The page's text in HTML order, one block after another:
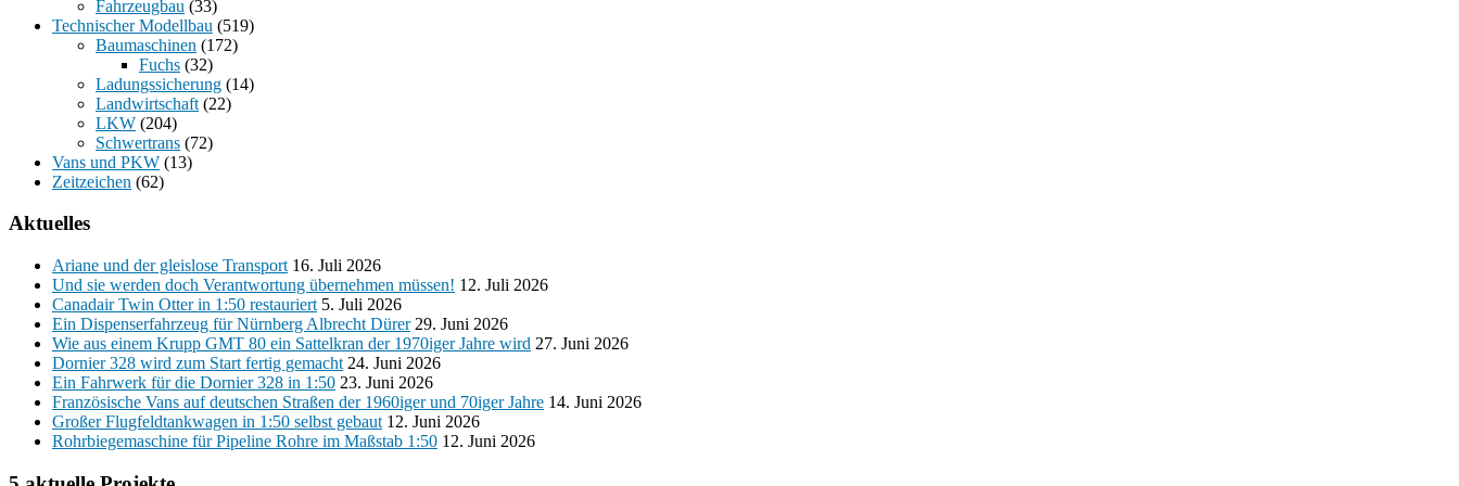
Fahrzeugbau (33)
Technischer Modellbau (519)
Baumaschinen (172)
Fuchs (32)
Ladungssicherung (14)
Landwirtschaft (22)
LKW (204)
Schwertrans (72)
Vans und PKW (13)
Zeitzeichen (62)
Aktuelles
Ariane und der gleislose Transport 16. Juli 2026
Und sie werden doch Verantwortung übernehmen müssen! 12. Juli 2026
Canadair Twin Otter in 1:50 restauriert 5. Juli 2026
Ein Dispenserfahrzeug für Nürnberg Albrecht Dürer 29. Juni 2026
Wie aus einem Krupp GMT 80 ein Sattelkran der 1970iger Jahre wird 27. Juni 2026
Dornier 328 wird zum Start fertig gemacht 24. Juni 2026
Ein Fahrwerk für die Dornier 328 in 1:50 23. Juni 2026
Französische Vans auf deutschen Straßen der 1960iger und 70iger Jahre 14. Juni 2026
Großer Flugfeldtankwagen in 1:50 selbst gebaut 12. Juni 2026
Rohrbiegemaschine für Pipeline Rohre im Maßstab 1:50 12. Juni 2026